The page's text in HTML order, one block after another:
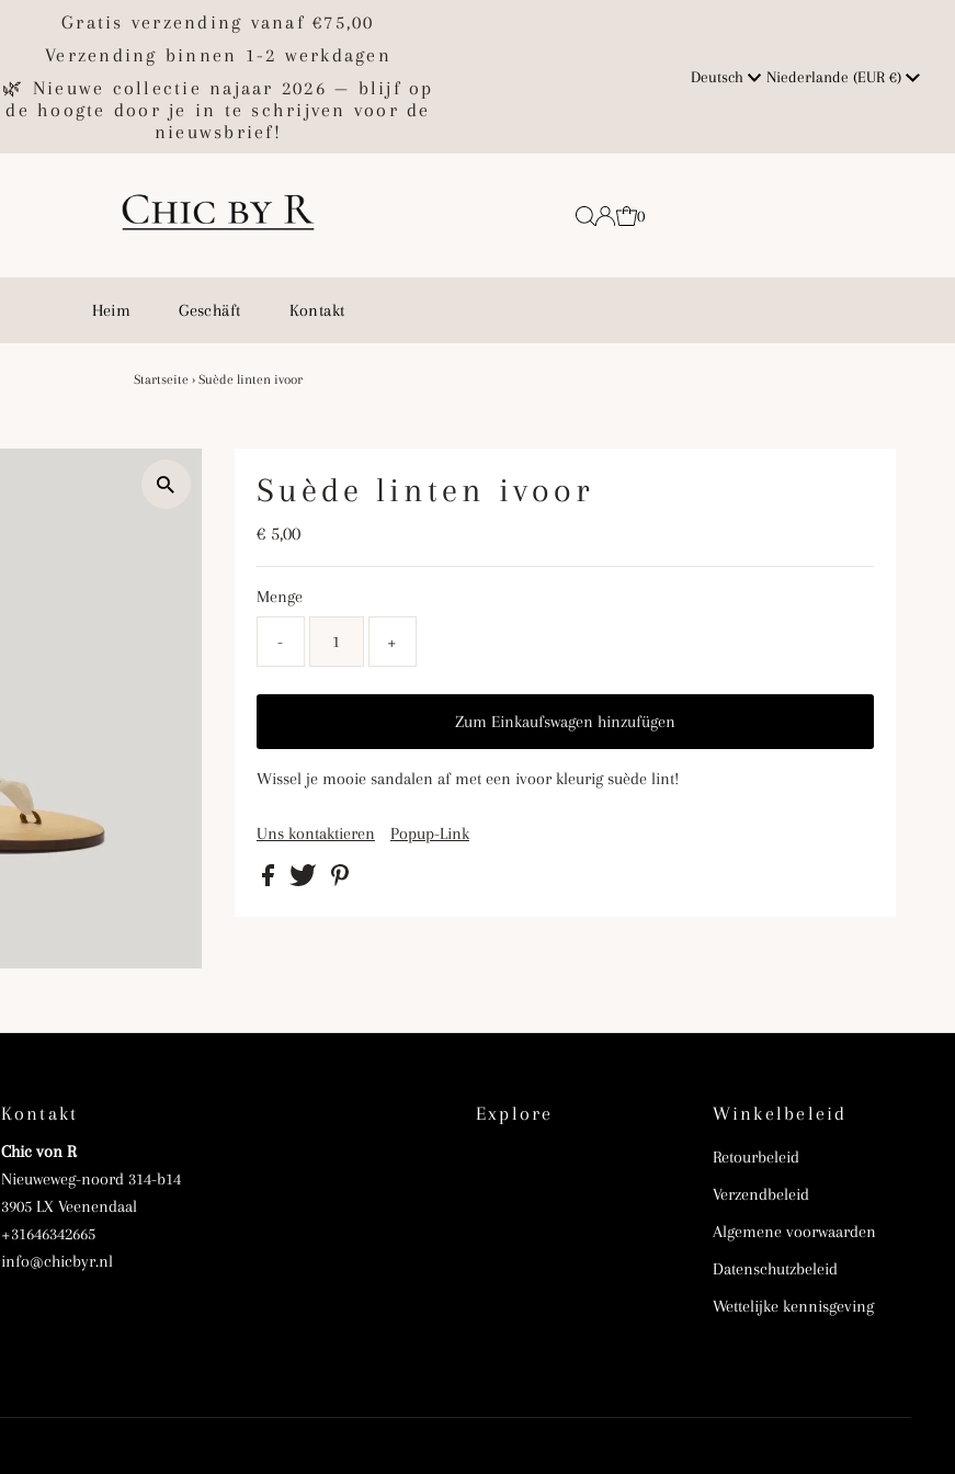
Gratis verzending vanaf €75,00
Verzending binnen 1-2 werkdagen
🌿 Nieuwe collectie najaar 2026 — blijf op
de hoogte door je in te schrijven voor de
nieuwsbrief!
Sprache
Deutsch Währung
Niederlande (EUR €)
0
Heim Geschäft Kontakt
Startseite › Suède linten ivoor
Suède linten ivoor
Regulärer
Preis
€ 5,00
Menge
- +
Wissel je mooie sandalen af met een ivoor kleurig suède lint!
Uns kontaktieren Popup-Link
Kontakt
Chic von R
Nieuweweg-noord 314-b14
3905 LX Veenendaal
+31646342665
info@chicbyr.nl
Explore Winkelbeleid
Retourbeleid
Verzendbeleid
Algemene voorwaarden
Datenschutzbeleid
Wettelijke kennisgeving